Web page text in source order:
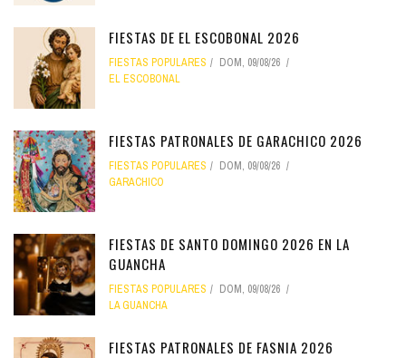
FIESTAS DE EL ESCOBONAL 2026
FIESTAS POPULARES
DOM, 09/08/26
EL ESCOBONAL
FIESTAS PATRONALES DE GARACHICO 2026
FIESTAS POPULARES
DOM, 09/08/26
GARACHICO
FIESTAS DE SANTO DOMINGO 2026 EN LA
GUANCHA
FIESTAS POPULARES
DOM, 09/08/26
LA GUANCHA
FIESTAS PATRONALES DE FASNIA 2026